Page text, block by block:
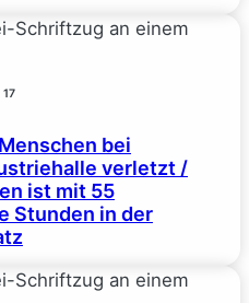
17
bei
verletzt /
ist mit 55
Stunden in der